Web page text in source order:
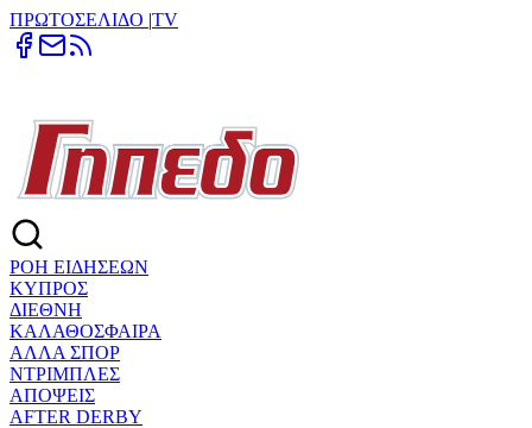
ΠΡΩΤΟΣΕΛΙΔΟ |TV
ΡΟΗ ΕΙΔΗΣΕΩΝ
ΚΥΠΡΟΣ
ΔΙΕΘΝΗ
ΚΑΛΑΘΟΣΦΑΙΡΑ
ΑΛΛΑ ΣΠΟΡ
ΝΤΡΙΜΠΛΕΣ
ΑΠΟΨΕΙΣ
AFTER DERBY